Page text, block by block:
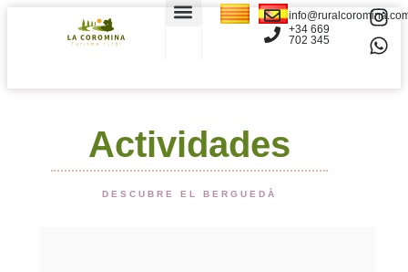
+34 669
702 345
Actividades
DESCUBRE EL BERGUEDÀ